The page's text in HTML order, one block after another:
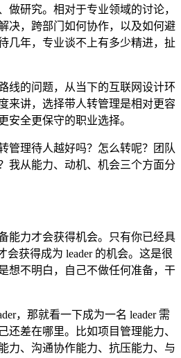
做研究。相对于专业领域的讨论，
决，跨部门如何协作，以及如何避
几年，专业谈不上有多少精进，扯
线的问题，从当下的互联网设计环
来讲，选择带人转管理是相对更容
安全更保守的职业选择。
管理待人越好吗？怎么转呢？团队
我从能力、动机、机会三个方面分
能力才会获得机会。只有你已经具
会获得成为 leader 的机会。这是很
想不明白，自己不做任何准备，干
，那就看一下成为一名 leader 需
还差在哪里。比如项目管理能力、
力、沟通协作能力、抗压能力、与